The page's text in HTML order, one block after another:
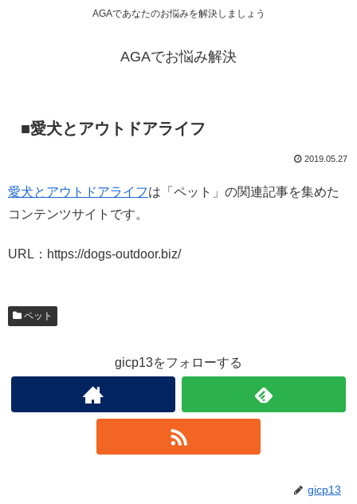
AGAであなたのお悩みを解決しましょう
AGAでお悩み解決
■愛犬とアウトドアライフ
2019.05.27
愛犬とアウトドアライフは「ペット」の関連記事を集めた
コンテンツサイトです。
URL：https://dogs-outdoor.biz/
ペット
gicp13をフォローする
gicp13